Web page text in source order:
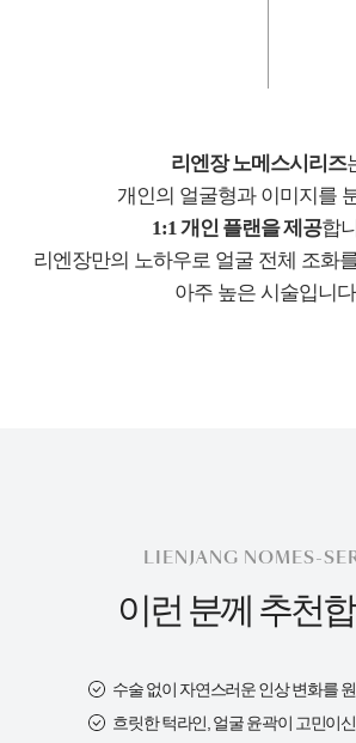
리엔장 노메스시리즈
개인의 얼굴형과 이미지를
1:1 개인 플랜을 제공합
리엔장만의 노하우로 얼굴 전체 조화
아주 높은 시술입니
LIENJANG NOMES-
이런 분께 추천
수술 없이 자연스러운 인상 변화를
흐릿한 턱라인, 얼굴 윤곽이 고민이